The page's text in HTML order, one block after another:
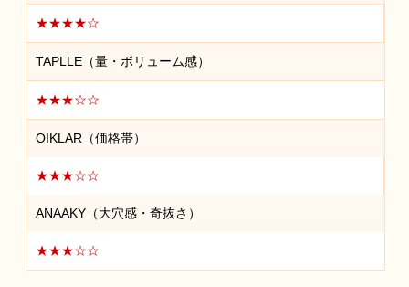
★★★★☆
TAPLLE（量・ボリューム感）
★★★☆☆
OIKLAR（価格帯）
★★★☆☆
ANAAKY（大穴感・奇抜さ）
★★★☆☆